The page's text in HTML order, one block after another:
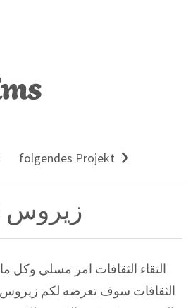
folgendes Projekt
زيروس
التقاء الثقافات امر مسلي وكل
الثقافات سوف تعرضه لكم